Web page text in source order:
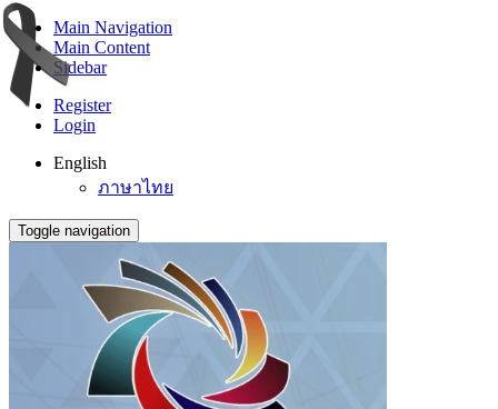
Main Navigation
Main Content
Sidebar
Register
Login
English
ภาษาไทย
Toggle navigation